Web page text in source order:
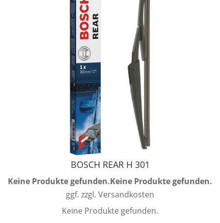
BOSCH REAR H 301
Keine Produkte gefunden.Keine Produkte gefunden.
ggf. zzgl. Versandkosten
Keine Produkte gefunden.